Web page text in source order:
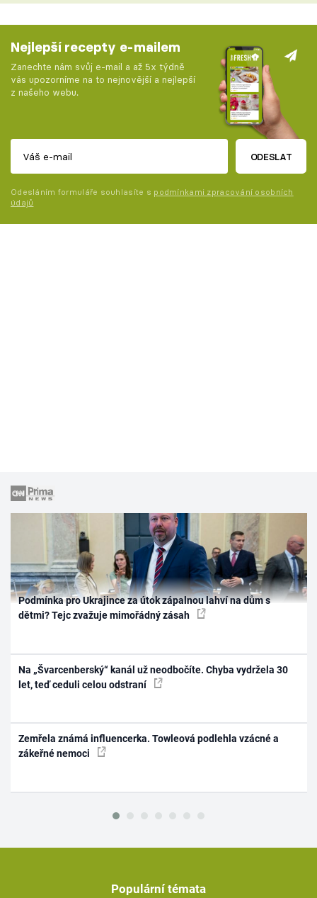
Nejlepší recepty e-mailem
Zanechte nám svůj e-mail a až 5x týdně
vás upozorníme na to nejnovější a nejlepší
z našeho webu.
ODESLAT
Odesláním formuláře souhlasíte s podmínkami zpracování osobních
údajů
Podmínka pro Ukrajince za útok zápalnou lahví na dům s
dětmi? Tejc zvažuje mimořádný zásah
Na „Švarcenberský“ kanál už neodbočíte. Chyba vydržela 30
let, teď ceduli celou odstraní
Zemřela známá influencerka. Towleová podlehla vzácné a
zákeřné nemoci
Populární témata